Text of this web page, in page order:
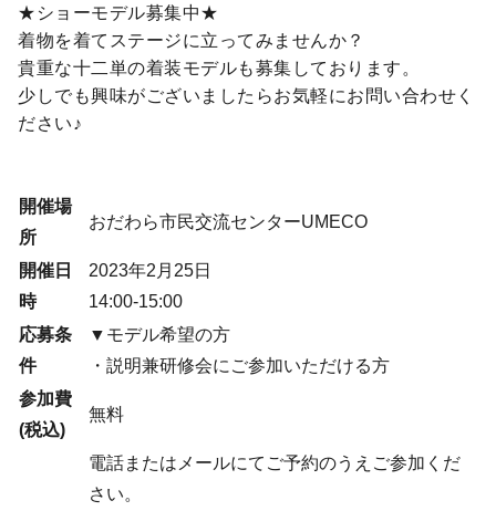
★ショーモデル募集中★
着物を着てステージに立ってみませんか？
貴重な十二単の着装モデルも募集しております。
少しでも興味がございましたらお気軽にお問い合わせく
ださい♪
開催場
所
おだわら市民交流センターUMECO
開催日
時
2023年2月25日
14:00-15:00
応募条
件
▼モデル希望の方
・説明兼研修会にご参加いただける方
参加費
(税込)
無料
電話またはメールにてご予約のうえご参加くだ
さい。